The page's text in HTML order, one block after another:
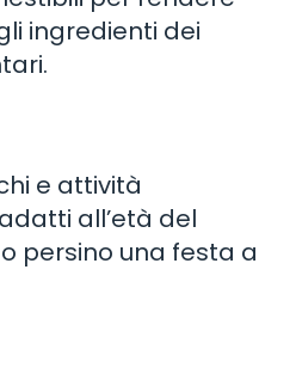
ingredienti dei
e attività
all’età del
persino una festa a